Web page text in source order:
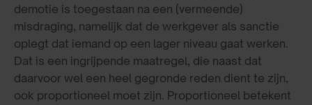
demotie is toegestaan na een (vermeende)
misdraging, namelijk dat de werkgever als sanctie
oplegt dat iemand op een lager niveau gaat werken.
Dat is een ingrijpende maatregel, die naast dat
daarvoor wel een heel gegronde reden dient te zijn,
ook proportioneel moet zijn. Proportioneel betekent